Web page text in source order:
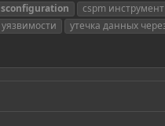
cspm
утечка данных